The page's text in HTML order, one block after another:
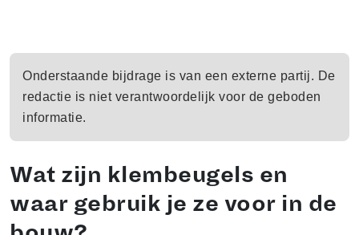
Onderstaande bijdrage is van een externe partij. De
redactie is niet verantwoordelijk voor de geboden
informatie.
Wat zijn klembeugels en
waar gebruik je ze voor in de